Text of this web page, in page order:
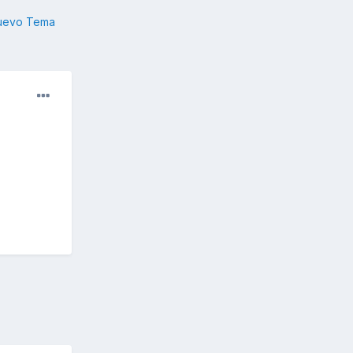
Tema